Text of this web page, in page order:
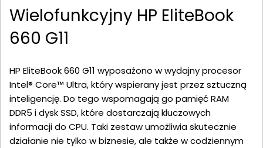
Wielofunkcyjny HP EliteBook
660 G11
HP EliteBook 660 G11 wyposażono w wydajny procesor
Intel® Core™ Ultra, który wspierany jest przez sztuczną
inteligencję. Do tego wspomagają go pamięć RAM
DDR5 i dysk SSD, które dostarczają kluczowych
informacji do CPU. Taki zestaw umożliwia skutecznie
działanie nie tylko w biznesie, ale także w codziennym